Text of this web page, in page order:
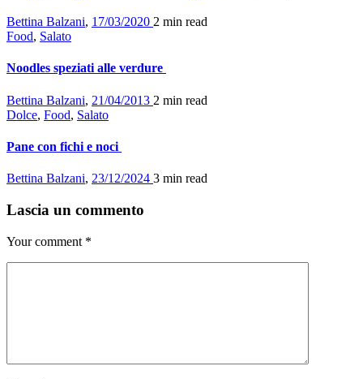
Bettina Balzani, 17/03/2020 2 min read
Food, Salato
Noodles speziati alle verdure
Bettina Balzani, 21/04/2013 2 min read
Dolce, Food, Salato
Pane con fichi e noci
Bettina Balzani, 23/12/2024 3 min read
Lascia un commento
Your comment *